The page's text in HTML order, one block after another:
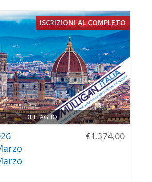
DETTAGLIO
ISCRIZIONI AL COMPLETO
€1.374,00